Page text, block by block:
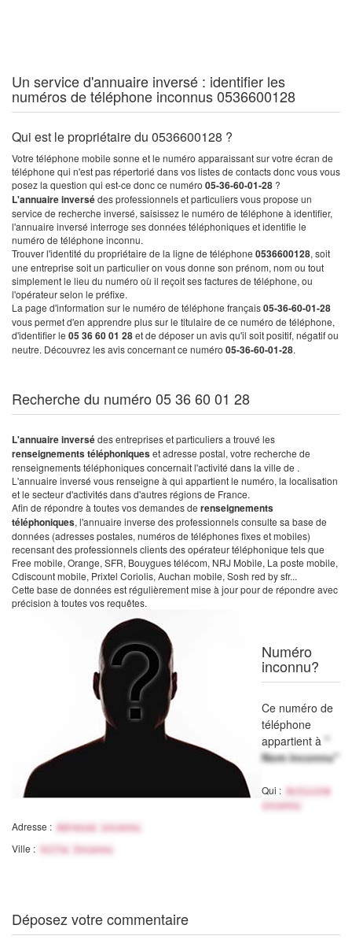
Un service d'annuaire inversé : identifier les
numéros de téléphone inconnus 0536600128
Qui est le propriétaire du 0536600128 ?
Votre téléphone mobile sonne et le numéro apparaissant sur votre écran de
téléphone qui n'est pas répertorié dans vos listes de contacts donc vous vous
posez la question qui est-ce donc ce numéro 05-36-60-01-28 ?
L'annuaire inversédes professionnels et particuliers vous propose un
service de recherche inversé, saisissez le numéro de téléphone à identifier,
l'annuaire inversé interroge ses données téléphoniques et identifie le
numéro de téléphone inconnu.
Trouver l'identité du propriétaire de la ligne de téléphone 0536600128, soit
une entreprise soit un particulier on vous donne son prénom, nom ou tout
simplement le lieu du numéro où il reçoit ses factures de téléphone, ou
l'opérateur selon le préfixe.
La page d'information sur le numéro de téléphone français05-36-60-01-28
vous permet d'en apprendre plus sur le titulaire de ce numéro de téléphone,
d'identifier le 05 36 60 01 28et de déposer un avis qu'il soit positif, négatif ou
neutre. Découvrez les avis concernant ce numéro 05-36-60-01-28.
Recherche du numéro 05 36 60 01 28
L'annuaire inversédes entreprises et particuliers a trouvé les
renseignements téléphoniqueset adresse postal, votre recherche de
renseignements téléphoniques concernait l'activité dans la ville de .
L'annuaire inversé vous renseigne à qui appartient le numéro, la localisation
et le secteur d'activités dans d'autres régions de France.
Afin de répondre à toutes vos demandes de renseignements
téléphoniques, l'annuaire inverse des professionnels consulte sa base de
données (adresses postales, numéros de téléphones fixes et mobiles)
recensant des professionnels clients des opérateur téléphonique tels que
Free mobile, Orange, SFR, Bouygues télécom, NRJ Mobile, La poste mobile,
Cdiscount mobile, Prixtel Coriolis, Auchan mobile, Sosh red by sfr...
Cette base de données est régulièrement mise à jour pour de répondre avec
précision à toutes vos requêtes.
Numéro
inconnu?
Ce numéro de
téléphone
appartient à "
Nom inconnu"
Qui :
Activité
inconnu
Adresse : Adresse inconnu
Ville : Ville Inconnu
Déposez votre commentaire